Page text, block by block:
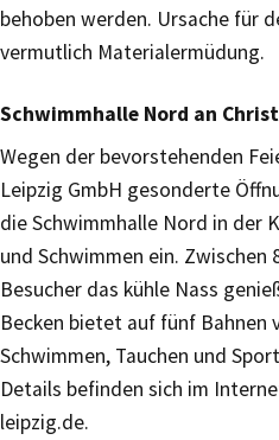
behoben werden. Ursache für
vermutlich Materialermüdung.
Schwimmhalle Nord an
Wegen der bevorstehenden
Leipzig GmbH gesonderte
die Schwimmhalle Nord in der
und Schwimmen ein. Zwischen
Besucher das kühle Nass
Becken bietet auf fünf Bahnen
Schwimmen, Tauchen und
Details befinden sich im
leipzig.de.